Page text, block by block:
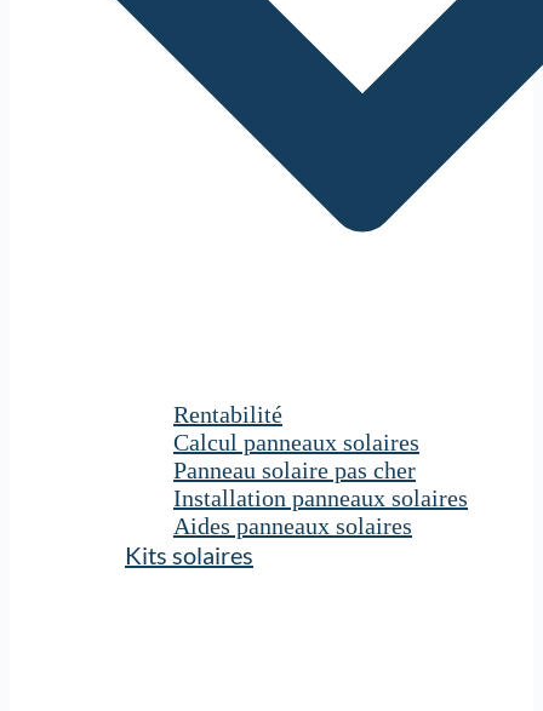
Rentabilité
Calcul panneaux solaires
Panneau solaire pas cher
Installation panneaux solaires
Aides panneaux solaires
Kits solaires